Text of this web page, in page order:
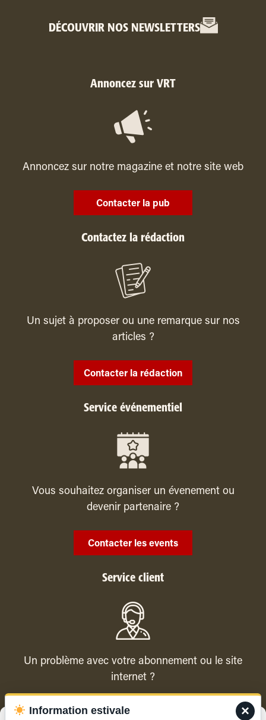
DÉCOUVRIR NOS NEWSLETTERS
Annoncez sur VRT
Annoncez sur notre magazine et notre site web
Contacter la pub
Contactez la rédaction
Un sujet à proposer ou une remarque sur nos
articles ?
Contacter la rédaction
Service événementiel
Vous souhaitez organiser un évenement ou
devenir partenaire ?
Contacter les events
Service client
Un problème avec votre abonnement ou le site
internet ?
Contacter le service client ×
Information estivale